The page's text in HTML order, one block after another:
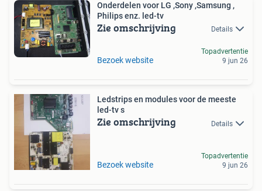
Onderdelen voor LG ,Sony ,Samsung ,
Philips enz. led-tv
Zie omschrijving Details
Bezoek website
Topadvertentie
9 jun 26
Ledstrips en modules voor de meeste
led-tv s
Zie omschrijving Details
Bezoek website
Topadvertentie
9 jun 26